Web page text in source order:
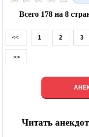
Всего 178 на 8
<< 1 2 3
>>
Читать